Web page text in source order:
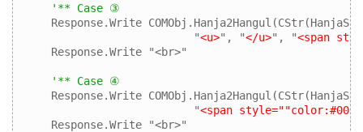
'** Case ③
Response.Write
                          "
<u>", "</u>", "<span
    Response.Write "<br>"
'** Case ④
Response.Write
                          "
<span
    Response.Write "<br>"